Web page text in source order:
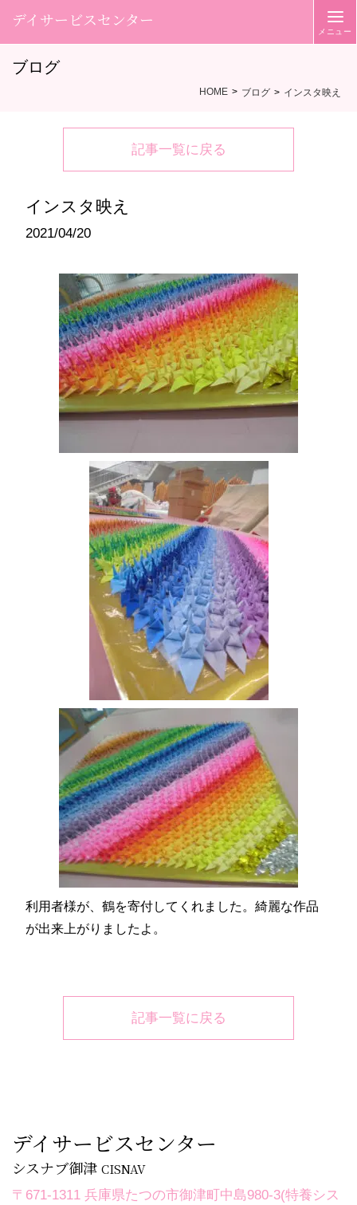
デイサービスセンター
ブログ
HOME ブログ インスタ映え
記事一覧に戻る
インスタ映え
2021/04/20
利用者様が、鶴を寄付してくれました。綺麗な作品
が出来上がりましたよ。
記事一覧に戻る
デイサービスセンター
シスナブ御津 CISNAV
〒671-1311 兵庫県たつの市御津町中島980-3(特養シス